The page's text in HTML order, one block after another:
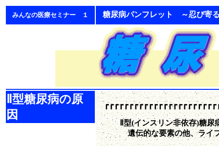
みんなの医療セミナー １ 糖尿病パンフレット ～忍び寄
Ⅱ型糖尿病の原
因
Ⅱ型(インスリン非依存)糖尿
遺伝的な要素の他、ライフス